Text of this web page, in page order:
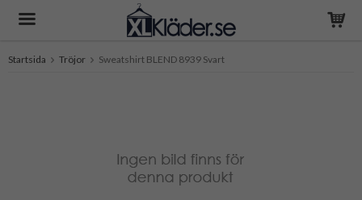
Startsida Tröjor Sweatshirt BLEND 8939 Svart